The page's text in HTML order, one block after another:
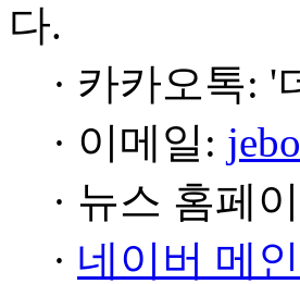
다.
· 카카오톡: '
· 이메일:
· 뉴스 홈페
· 네이버 메